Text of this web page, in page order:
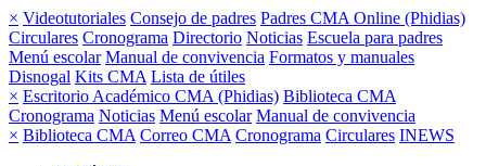
× Videotutoriales Consejo de padres Padres CMA Online (Phidias)
Circulares Cronograma Directorio Noticias Escuela para padres
Menú escolar Manual de convivencia Formatos y manuales
Disnogal Kits CMA Lista de útiles
× Escritorio Académico CMA (Phidias) Biblioteca CMA
Cronograma Noticias Menú escolar Manual de convivencia
× Biblioteca CMA Correo CMA Cronograma Circulares INEWS